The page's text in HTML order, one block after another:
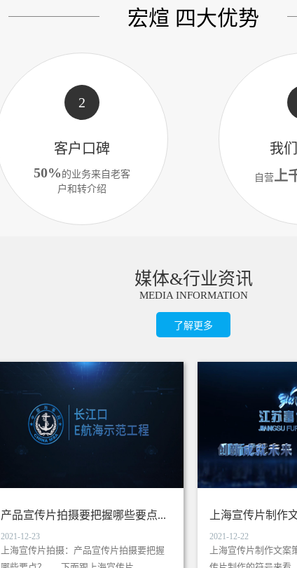
宏煊 四大优势
2
客户口碑
50% 的业务来自老客
户和转介绍
我
自营上
媒体&行业资讯
MEDIA INFORMATION
了解更多
产品宣传片拍摄要把握哪些要点...
2021-12-23
上海宣传片拍摄：产品宣传片拍摄要把握
上海宣传片制作
2021-12-22
上海宣传片制作文案